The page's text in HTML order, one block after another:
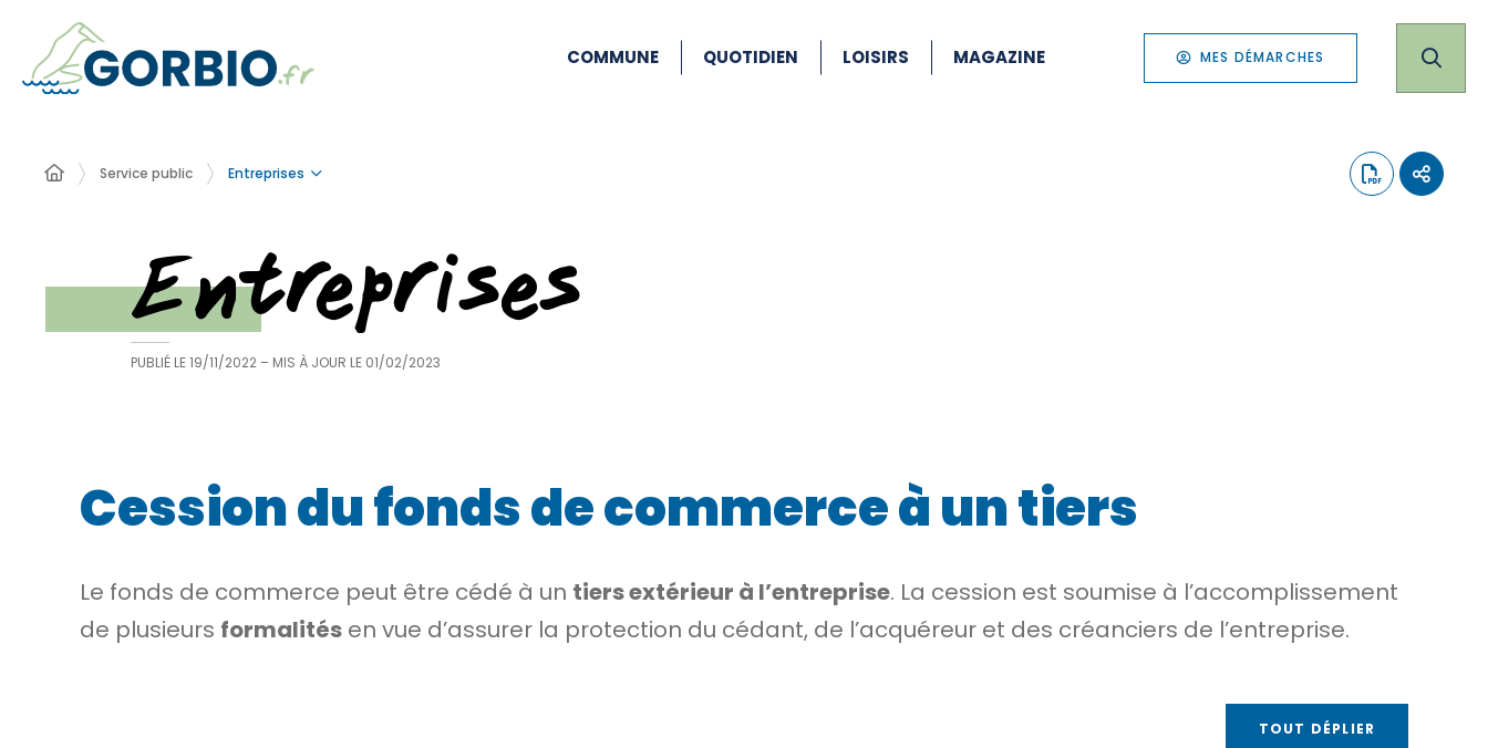
COMMUNE QUOTIDIEN LOISIRS MAGAZINE MES DÉMARCHES
Service public Entreprises
Entreprises
PUBLIÉ LE19/11/2022 – MIS À JOUR LE 01/02/2023
Cession du fonds de commerce à un tiers
Le fonds de commerce peut être cédé à un tiers extérieur à l’entreprise. La cession est soumise à l’accomplissement
de plusieurs formalités en vue d’assurer la protection du cédant, de l’acquéreur et des créanciers de l’entreprise.
TOUT DÉPLIER